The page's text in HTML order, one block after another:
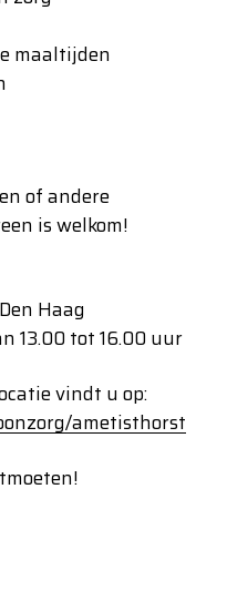
maaltijden
of andere
is welkom!
Haag
13.00 tot 16.00 uur
vindt u op:
ametisthorst